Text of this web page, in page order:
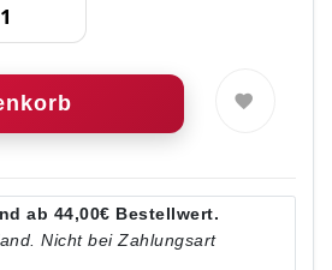
ab 44,00€ Bestellwert.
Nicht bei Zahlungsart